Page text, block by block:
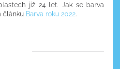
již 24 let. Jak se barva
článku Barva roku 2022.